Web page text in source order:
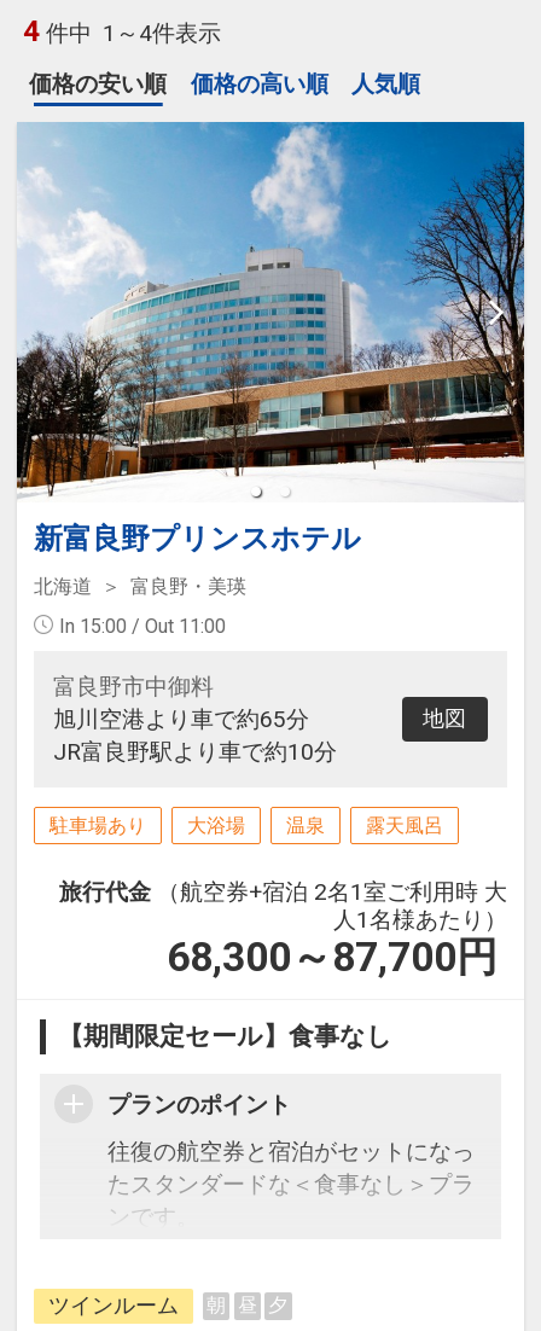
4 件中 1～4件表示
価格の安い順
価格の高い順 人気順
新富良野プリンスホテル
北海道
富良野・美瑛
In 15:00 / Out 11:00
富良野市中御料
旭川空港より車で約65分
JR富良野駅より車で約10分
地図
駐車場あり 大浴場 温泉 露天風呂
旅行代金
（航空券+宿泊 2名1室ご利用時 大
人1名様あたり）
68,300～87,700 円
【期間限定セール】食事なし
プランのポイント
往復の航空券と宿泊がセットになっ
たスタンダードな＜食事なし＞プラ
ンです。
できるダイナミックパッケージだか
ら、一都市滞在はもちろん周遊旅行
ツインルーム 朝 昼 夕